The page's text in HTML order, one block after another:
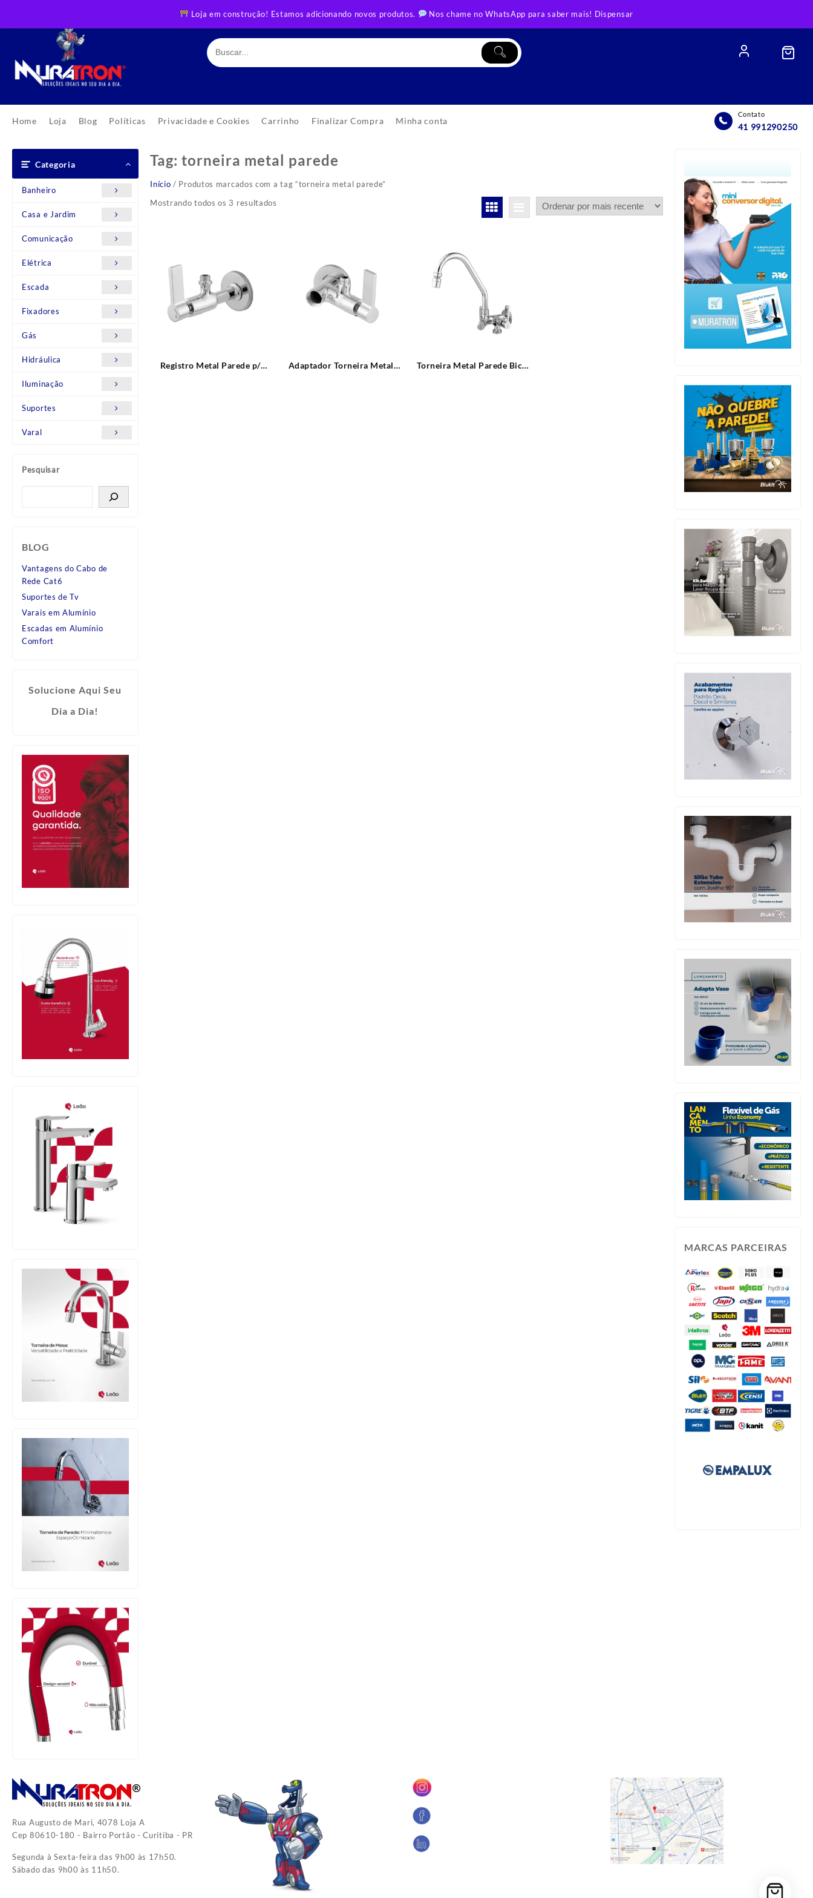
Loja em construção! Estamos adicionando novos produtos. Nos chame no WhatsApp para saber mais! Dispensar
content
Home Loja Blog Políticas Privacidade e Cookies Carrinho Finalizar Compra Minha conta
Contato
41 991290250
Categoria
Banheiro
Casa e Jardim
Comunicação
Elétrica
Escada
Fixadores
Gás
Hidráulica
Iluminação
Suportes
Varal
Pesquisar
BLOG
Vantagens do Cabo de
Rede Cat6
Suportes de Tv
Varais em Alumínio
Escadas em Alumínio
Comfort
Solucione Aqui Seu
Dia a Dia!
Tag:torneira metal parede
Início / Produtos marcados com a tag “torneira metal parede”
Mostrando todos os 3 resultados
Registro Metal Parede p/
Adaptador Torneira Metal
Torneira Metal Parede Bica
MARCAS PARCEIRAS
Rua Augusto de Mari, 4078 Loja A
Cep 80610-180 - Bairro Portão - Curitiba - PR
Segunda à Sexta-feira das 9h00 às 17h50.
Sábado das 9h00 às 11h50.